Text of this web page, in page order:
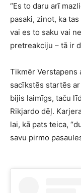
“Es to daru arī
pasaki, zinot, ka
vai es to saku vai
pretreakciju – tā ir
Tikmēr Verstapens
sacīkstēs startēs
bijis laimīgs, taču
Rikjardo dēļ.
lai, kā pats teica,
savu pirmo